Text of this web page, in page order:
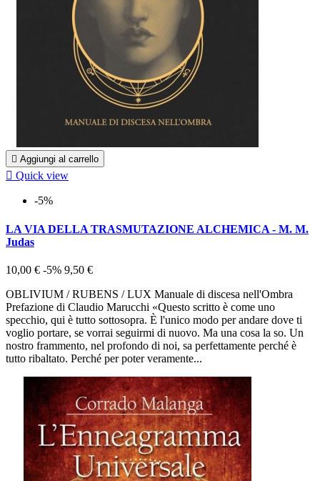
 Aggiungi al carrello
 Quick view
-5%
LA VIA DELLA TRASMUTAZIONE ALCHEMICA - M. M.
Judas
10,00 € -5% 9,50 €
OBLIVIUM / RUBENS / LUX Manuale di discesa nell'Ombra
Prefazione di Claudio Marucchi «Questo scritto è come uno
specchio, qui è tutto sottosopra. È l'unico modo per andare dove ti
voglio portare, se vorrai seguirmi di nuovo. Ma una cosa la so. Un
nostro frammento, nel profondo di noi, sa perfettamente perché è
tutto ribaltato. Perché per poter veramente...